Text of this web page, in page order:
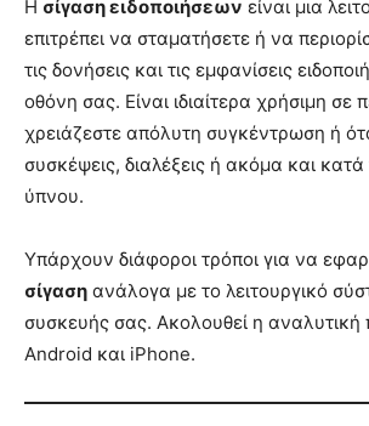
Η σίγαση ειδοποιήσεων είναι μια
επιτρέπει να σταματήσετε ή να
τις δονήσεις και τις εμφανίσεις
οθόνη σας. Είναι ιδιαίτερα χρήσιμη σε
χρειάζεστε απόλυτη συγκέντρωση ή
συσκέψεις, διαλέξεις ή ακόμα και κατά
ύπνου.
Υπάρχουν διάφοροι τρόποι για να
σίγαση ανάλογα με το λειτουργικό
συσκευής σας. Ακολουθεί η αναλυτική
Android και iPhone.